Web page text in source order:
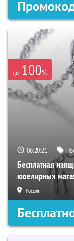
до 100%
06:20:19
Бесплатная
ювелирных
Россия